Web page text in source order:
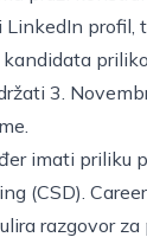
LinkedIn profil,
3.
.
imati priliku
(CSD).
razgovor za